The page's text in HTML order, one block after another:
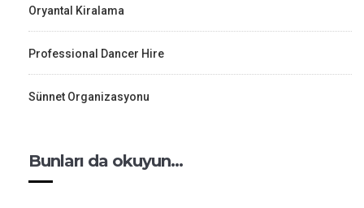
Oryantal Kiralama
Professional Dancer Hire
Sünnet Organizasyonu
Bunları da okuyun…